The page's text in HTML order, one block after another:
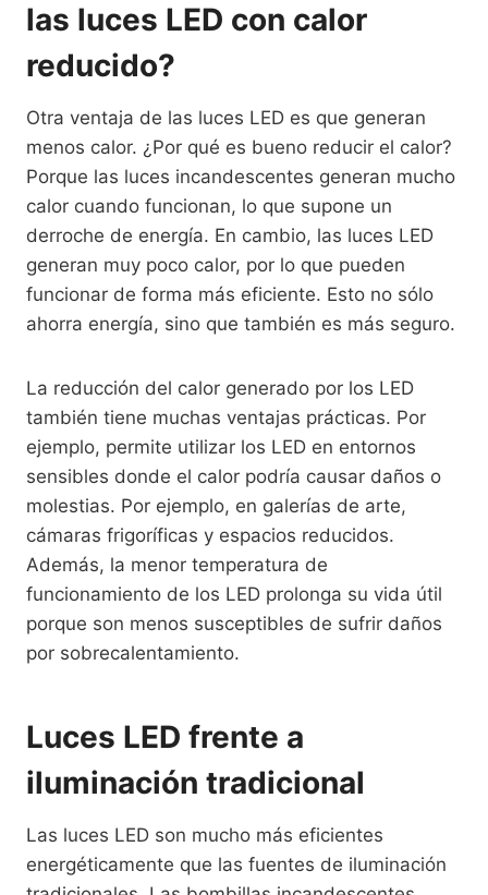
las luces LED con calor
reducido?
Otra ventaja de las luces LED es que generan
menos calor. ¿Por qué es bueno reducir el calor?
Porque las luces incandescentes generan mucho
calor cuando funcionan, lo que supone un
derroche de energía. En cambio, las luces LED
generan muy poco calor, por lo que pueden
funcionar de forma más eficiente. Esto no sólo
ahorra energía, sino que también es más seguro.
La reducción del calor generado por los LED
también tiene muchas ventajas prácticas. Por
ejemplo, permite utilizar los LED en entornos
sensibles donde el calor podría causar daños o
molestias. Por ejemplo, en galerías de arte,
cámaras frigoríficas y espacios reducidos.
Además, la menor temperatura de
funcionamiento de los LED prolonga su vida útil
porque son menos susceptibles de sufrir daños
por sobrecalentamiento.
Luces LED frente a
iluminación tradicional
Las luces LED son mucho más eficientes
energéticamente que las fuentes de iluminación